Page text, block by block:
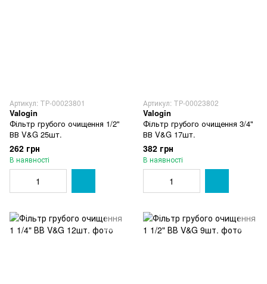
Артикул: ТР-00023801
Valogin
Фільтр грубого очищення 1/2"
ВВ V&G 25шт.
262 грн
В наявності
Артикул: ТР-00023802
Valogin
Фільтр грубого очищення 3/4"
ВВ V&G 17шт.
382 грн
В наявності